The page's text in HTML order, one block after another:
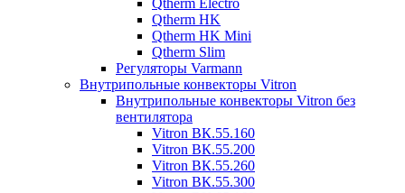
Qtherm Electro
Qtherm HK
Qtherm HK Mini
Qtherm Slim
Регуляторы Varmann
Внутрипольные конвекторы Vitron
Внутрипольные конвекторы Vitron без
вентилятора
Vitron ВК.55.160
Vitron ВК.55.200
Vitron ВК.55.260
Vitron ВК.55.300